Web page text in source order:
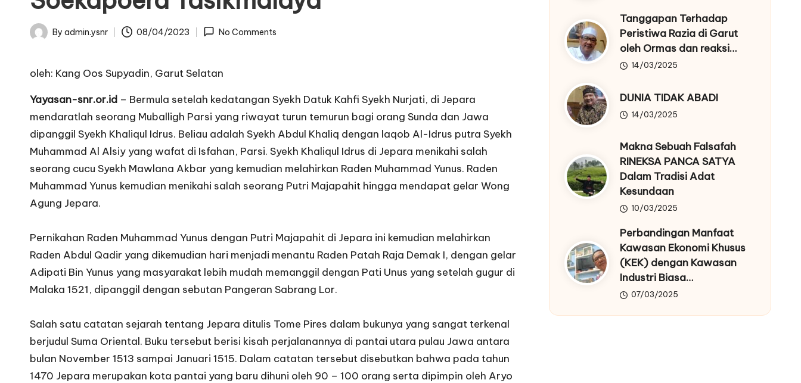
Posted
By admin.ysnr 08/04/2023 No Comments
oleh: Kang Oos Supyadin, Garut Selatan
Yayasan-snr.or.id – Bermula setelah kedatangan Syekh Datuk Kahfi Syekh Nurjati, di Jepara
mendaratlah seorang Muballigh Parsi yang riwayat turun temurun bagi orang Sunda dan Jawa
dipanggil Syekh Khaliqul Idrus. Beliau adalah Syekh Abdul Khaliq dengan laqob Al-Idrus putra Syekh
Muhammad Al Alsiy yang wafat di Isfahan, Parsi. Syekh Khaliqul Idrus di Jepara menikahi salah
seorang cucu Syekh Mawlana Akbar yang kemudian melahirkan Raden Muhammad Yunus. Raden
Muhammad Yunus kemudian menikahi salah seorang Putri Majapahit hingga mendapat gelar Wong
Agung Jepara.
Pernikahan Raden Muhammad Yunus dengan Putri Majapahit di Jepara ini kemudian melahirkan
Raden Abdul Qadir yang dikemudian hari menjadi menantu Raden Patah Raja Demak I, dengan gelar
Adipati Bin Yunus yang masyarakat lebih mudah memanggil dengan Pati Unus yang setelah gugur di
Malaka 1521, dipanggil dengan sebutan Pangeran Sabrang Lor.
Salah satu catatan sejarah tentang Jepara ditulis Tome Pires dalam bukunya yang sangat terkenal
berjudul Suma Oriental. Buku tersebut berisi kisah perjalanannya di pantai utara pulau Jawa antara
bulan November 1513 sampai Januari 1515. Dalam catatan tersebut disebutkan bahwa pada tahun
1470 Jepara merupakan kota pantai yang baru dihuni oleh 90 – 100 orang serta dipimpin oleh Aryo
Tanggapan Terhadap
Peristiwa Razia di Garut
oleh Ormas dan reaksi…
14/03/2025
DUNIA TIDAK ABADI
14/03/2025
Makna Sebuah Falsafah
RINEKSA PANCA SATYA
Dalam Tradisi Adat
Kesundaan
10/03/2025
Perbandingan Manfaat
Kawasan Ekonomi Khusus
(KEK) dengan Kawasan
Industri Biasa…
07/03/2025